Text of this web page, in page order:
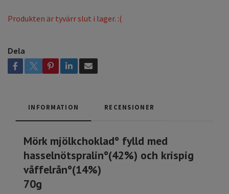
Produkten är tyvärr slut i lager. :(
Dela
INFORMATION RECENSIONER
Mörk mjölkchoklad° fylld med
hasselnötspralin°(42%) och krispig
våffelrån°(14%)
70g